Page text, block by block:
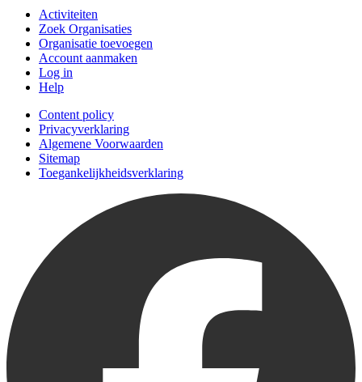
Activiteiten
Zoek Organisaties
Organisatie toevoegen
Account aanmaken
Log in
Help
Content policy
Privacyverklaring
Algemene Voorwaarden
Sitemap
Toegankelijkheidsverklaring